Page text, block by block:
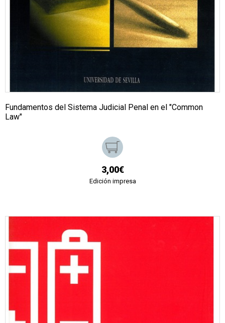
Fundamentos del Sistema Judicial Penal en el "Common
Law"
3,00€
Edición impresa